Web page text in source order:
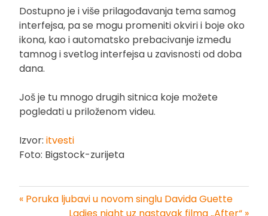
Dostupno je i više prilagođavanja tema samog
interfejsa, pa se mogu promeniti okviri i boje oko
ikona, kao i automatsko prebacivanje između
tamnog i svetlog interfejsa u zavisnosti od doba
dana.
Još je tu mnogo drugih sitnica koje možete
pogledati u priloženom videu.
Izvor: itvesti
Foto: Bigstock-zurijeta
« Poruka ljubavi u novom singlu Davida Guette